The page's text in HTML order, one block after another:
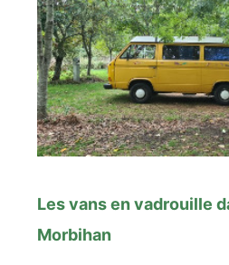
Les vans en vadrouille
Morbihan